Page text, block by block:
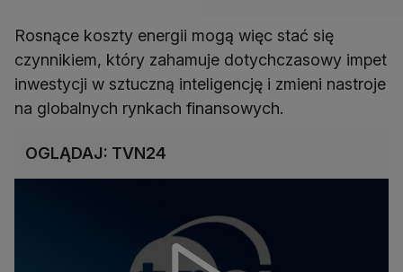
Rosnące koszty energii mogą więc stać się
czynnikiem, który zahamuje dotychczasowy impet
inwestycji w sztuczną inteligencję i zmieni nastroje
na globalnych rynkach finansowych.
OGLĄDAJ: TVN24